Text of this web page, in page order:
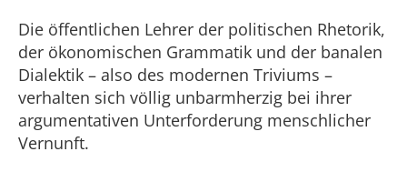
Die öffentlichen Lehrer der politischen Rhetorik,
der ökonomischen Grammatik und der banalen
Dialektik – also des modernen Triviums –
verhalten sich völlig unbarmherzig bei ihrer
argumentativen Unterforderung menschlicher
Vernunft.